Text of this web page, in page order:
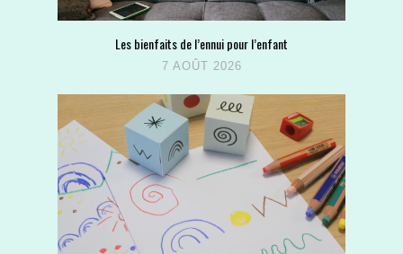
Les bienfaits de l’ennui pour l’enfant
7 AOÛT 2026